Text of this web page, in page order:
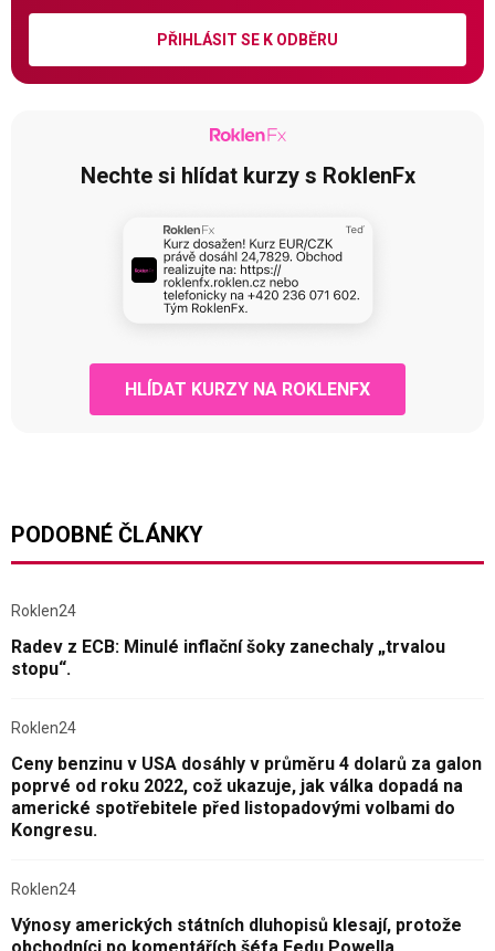
PŘIHLÁSIT SE K ODBĚRU
Nechte si hlídat kurzy s RoklenFx
HLÍDAT KURZY NA ROKLENFX
PODOBNÉ ČLÁNKY
Roklen24
Radev z ECB: Minulé inflační šoky zanechaly „trvalou
stopu“.
Roklen24
Ceny benzinu v USA dosáhly v průměru 4 dolarů za galon
poprvé od roku 2022, což ukazuje, jak válka dopadá na
americké spotřebitele před listopadovými volbami do
Kongresu.
Roklen24
Výnosy amerických státních dluhopisů klesají, protože
obchodníci po komentářích šéfa Fedu Powella